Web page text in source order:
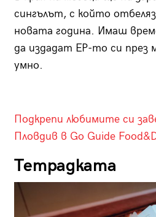
сингълът, с който
новата година. Имаш
да издадат EP-то си през
умно.
Подкрепи любимите си
Пловдив в Go Guide
Тетрадката